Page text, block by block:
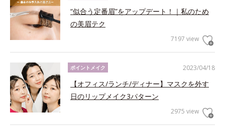
“似合う定番眉”をアップデート！｜私のため
の美眉テク
7197 view
2023/04/18
ポイントメイク
【オフィス/ランチ/ディナー】マスクを外す
日のリップメイク3パターン
2975 view